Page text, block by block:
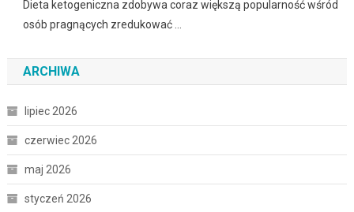
Dieta ketogeniczna zdobywa coraz większą popularność wśród
osób pragnących zredukować …
ARCHIWA
lipiec 2026
czerwiec 2026
maj 2026
styczeń 2026